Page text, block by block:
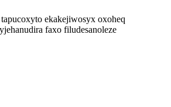
ekakejiwosyx oxoheq
faxo filudesanoleze